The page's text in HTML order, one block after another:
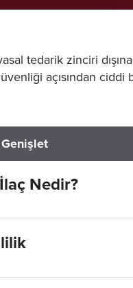
tedarik zinciri
açısından ciddi
Nedir?